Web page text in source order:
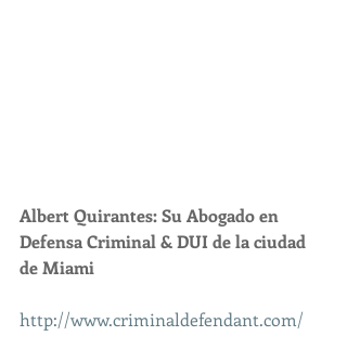
Albert Quirantes: Su Abogado en
Defensa Criminal & DUI de la ciudad
de Miami
http://www.criminaldefendant.com/